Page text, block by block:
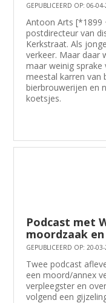
GEPUBLICEERD OP: 06-
Antoon Arts [*1899
postdirecteur van
Kerkstraat. Als
verkeer. Maar daar
maar weinig
meestal karren van
bierbrouwerijen en
koetsjes.
Podcast met
moordzaak
GEPUBLICEERD OP: 20-
Twee podcast
een moord/annex
verpleegster en
volgend een